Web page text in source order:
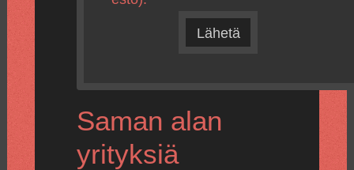
Lähetä
Saman alan
yrityksiä